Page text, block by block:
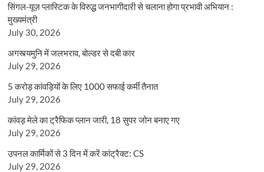
सिंगल-यूज़ प्लास्टिक के विरुद्ध जनभागीदारी से चलाना होगा प्रभावी अभियान :
मुख्यमंत्री
July 30, 2026
अगस्त्यमुनि में जलभराव, बोल्डर से दबी कार
July 29, 2026
5 करोड़ कांवड़ियों के लिए 1000 सफाई कर्मी तैनात
July 29, 2026
कांवड़ मेले का ट्रैफिक प्लान जारी, 18 सुपर जोन बनाए गए
July 29, 2026
उपनल कार्मिकों से 3 दिन में करें कांट्रैक्ट: CS
July 29, 2026